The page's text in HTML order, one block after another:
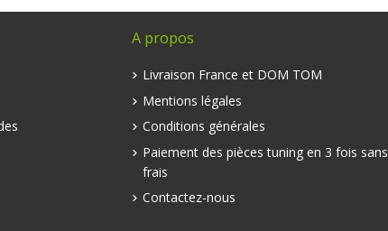
A propos
Livraison France et DOM TOM
Mentions légales
Conditions générales
Paiement des pièces tuning en 3 fois sans
frais
Contactez-nous